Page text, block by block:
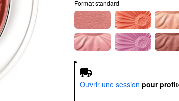
Format standard
Ouvrir une session pour